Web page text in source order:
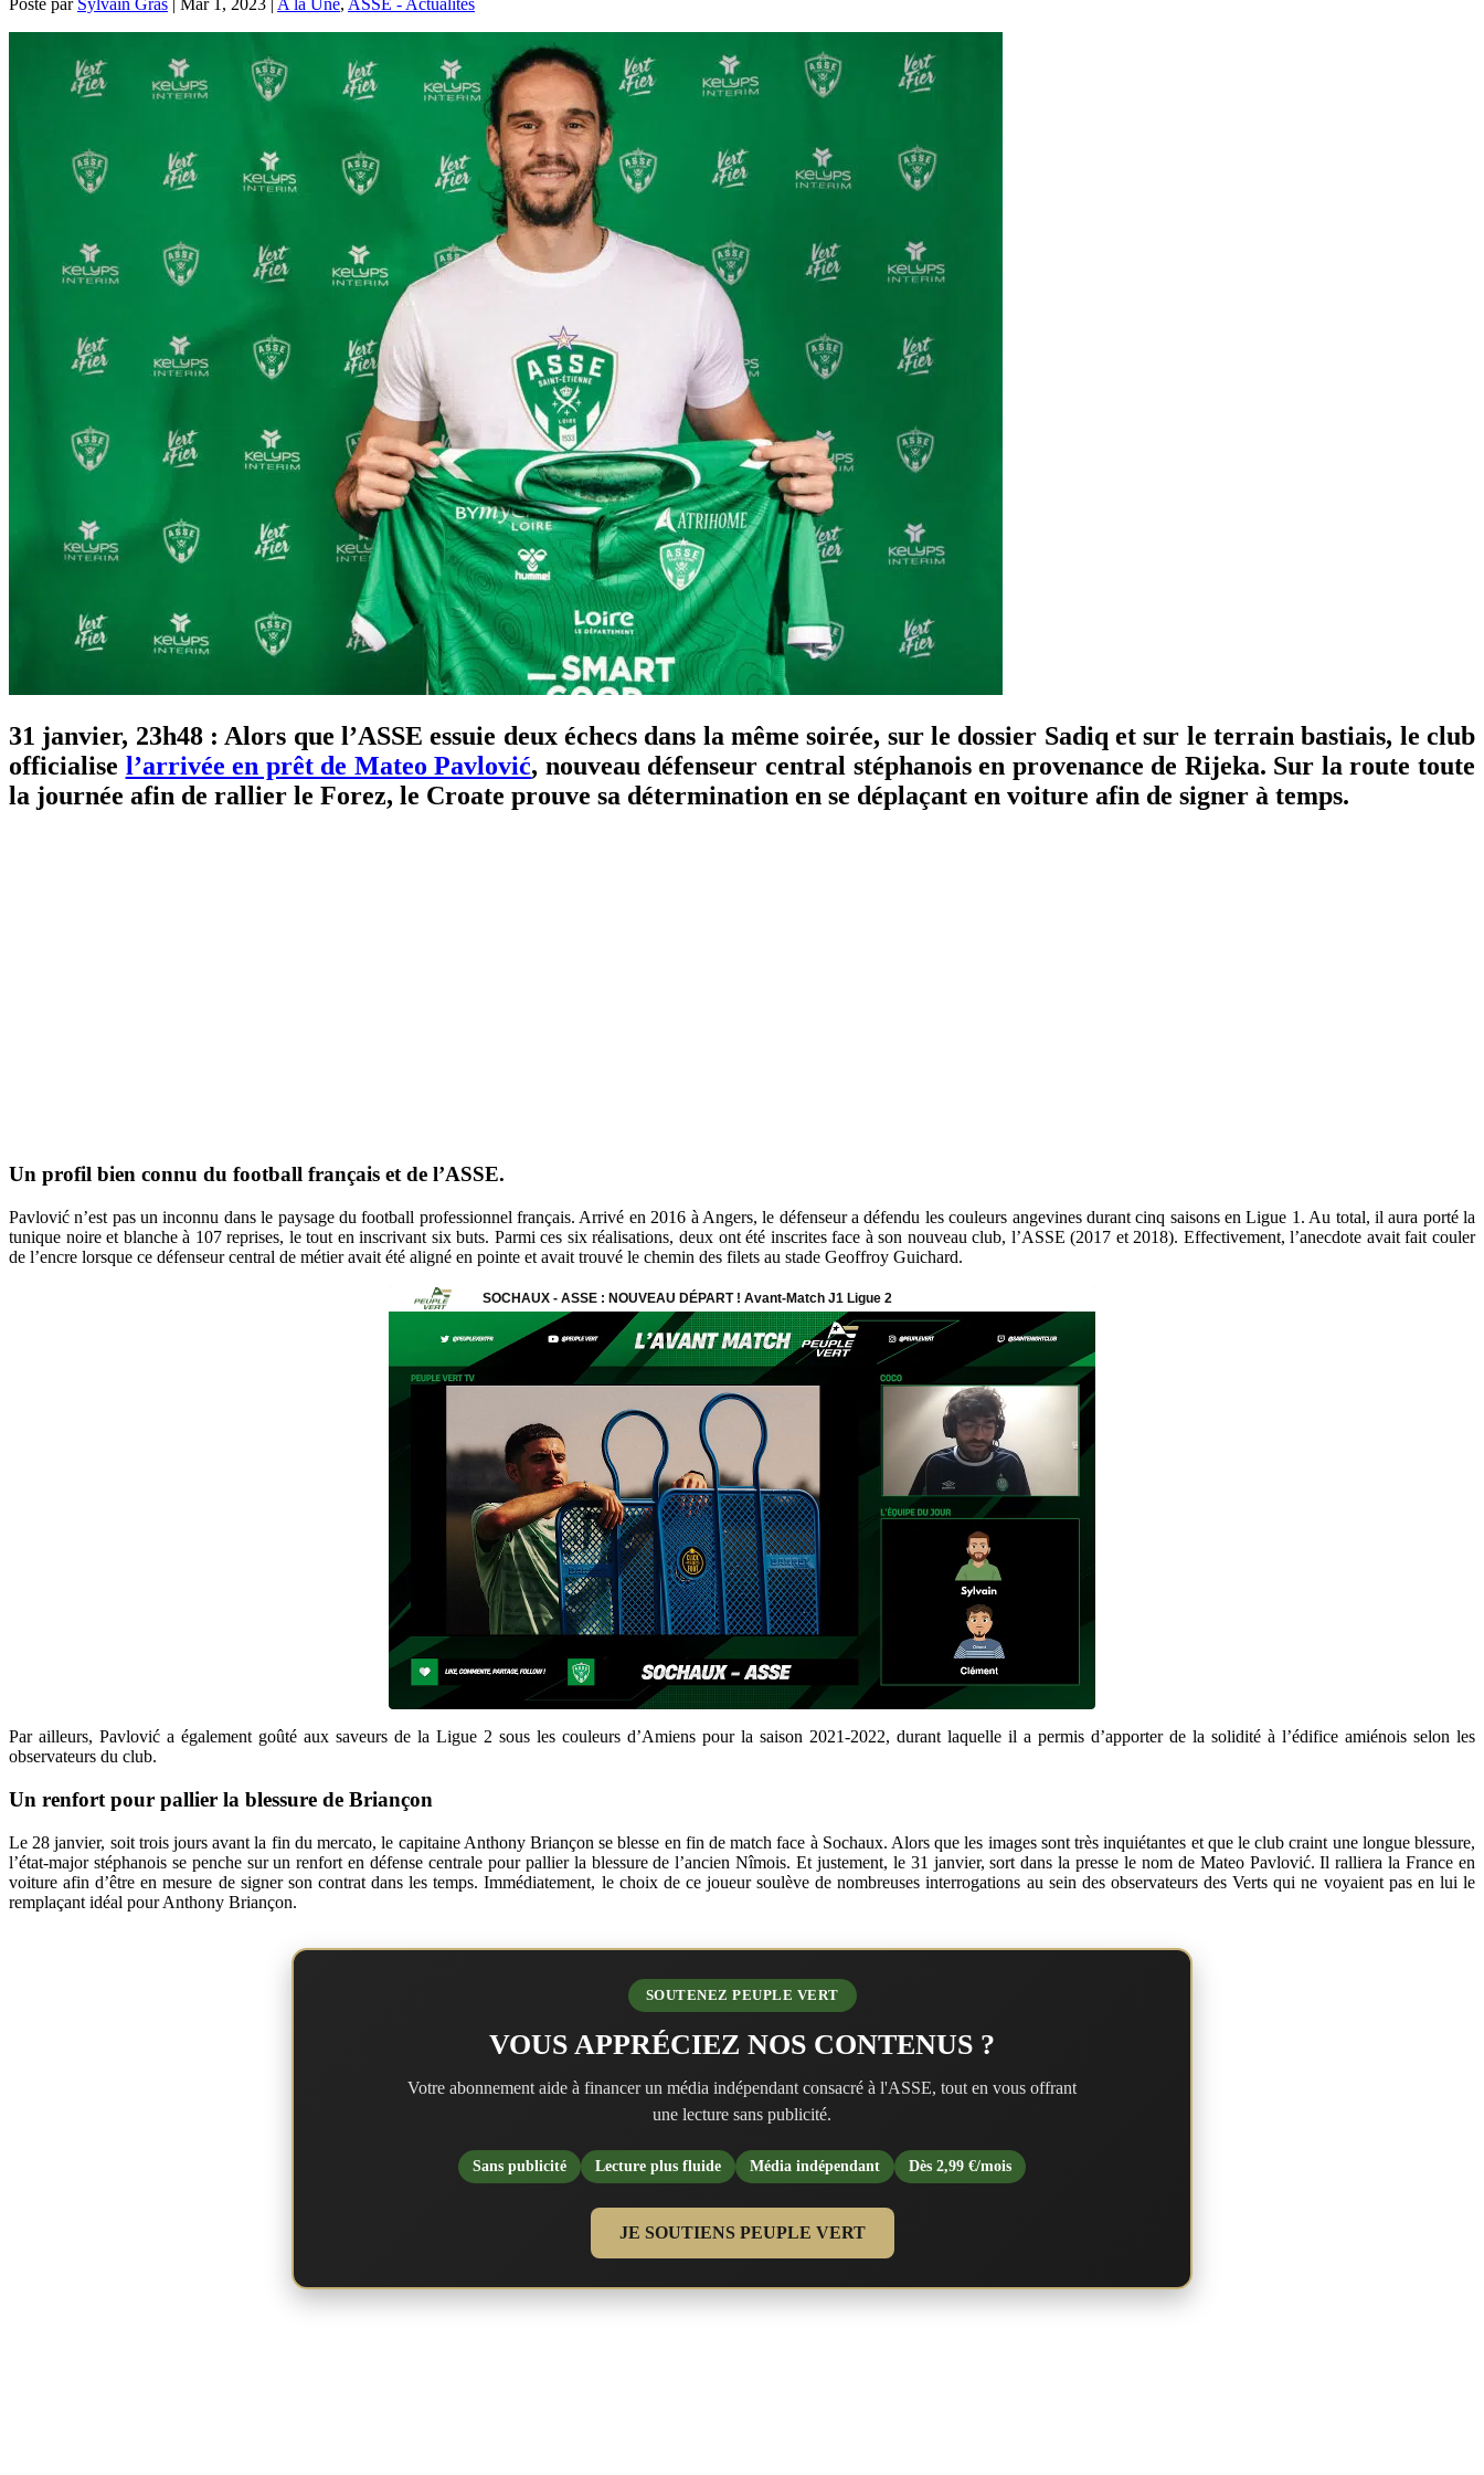
31 janvier, 23h48 : Alors que l’ASSE essuie deux échecs dans la même soirée, sur le dossier Sadiq et sur le terrain bastiais, le club
officialise l’arrivée en prêt de Mateo Pavlović, nouveau défenseur central stéphanois en provenance de Rijeka. Sur la route toute
la journée afin de rallier le Forez, le Croate prouve sa détermination en se déplaçant en voiture afin de signer à temps.
Un profil bien connu du football français et de l’ASSE.
Pavlović n’est pas un inconnu dans le paysage du football professionnel français. Arrivé en 2016 à Angers, le défenseur a défendu les couleurs angevines durant cinq saisons en Ligue 1. Au total, il aura porté la
tunique noire et blanche à 107 reprises, le tout en inscrivant six buts. Parmi ces six réalisations, deux ont été inscrites face à son nouveau club, l’ASSE (2017 et 2018). Effectivement, l’anecdote avait fait couler
de l’encre lorsque ce défenseur central de métier avait été aligné en pointe et avait trouvé le chemin des filets au stade Geoffroy Guichard.
Par ailleurs, Pavlović a également goûté aux saveurs de la Ligue 2 sous les couleurs d’Amiens pour la saison 2021-2022, durant laquelle il a permis d’apporter de la solidité à l’édifice amiénois selon les
observateurs du club.
Un renfort pour pallier la blessure de Briançon
Le 28 janvier, soit trois jours avant la fin du mercato, le capitaine Anthony Briançon se blesse en fin de match face à Sochaux. Alors que les images sont très inquiétantes et que le club craint une longue blessure,
l’état-major stéphanois se penche sur un renfort en défense centrale pour pallier la blessure de l’ancien Nîmois. Et justement, le 31 janvier, sort dans la presse le nom de Mateo Pavlović. Il ralliera la France en
voiture afin d’être en mesure de signer son contrat dans les temps. Immédiatement, le choix de ce joueur soulève de nombreuses interrogations au sein des observateurs des Verts qui ne voyaient pas en lui le
remplaçant idéal pour Anthony Briançon.
SOUTENEZ PEUPLE VERT
VOUS APPRÉCIEZ NOS CONTENUS ?
Votre abonnement aide à financer un média indépendant consacré à l'ASSE, tout en vous offrant
une lecture sans publicité.
Sans publicité Lecture plus fluide Média indépendant Dès 2,99 €/mois
JE SOUTIENS PEUPLE VERT